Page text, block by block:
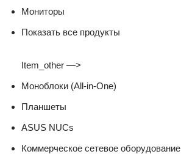
Мониторы
Показать все продукты
Item_other —>
Моноблоки (All-in-One)
Планшеты
ASUS NUCs
Коммерческое сетевое оборудование